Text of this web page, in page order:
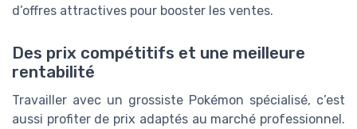
d’offres attractives pour booster les ventes.
Des prix compétitifs et une meilleure
rentabilité
Travailler avec un grossiste Pokémon spécialisé, c’est
aussi profiter de prix adaptés au marché professionnel.